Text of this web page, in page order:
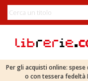
Per gli acquisti online:
o con tessera fedeltà